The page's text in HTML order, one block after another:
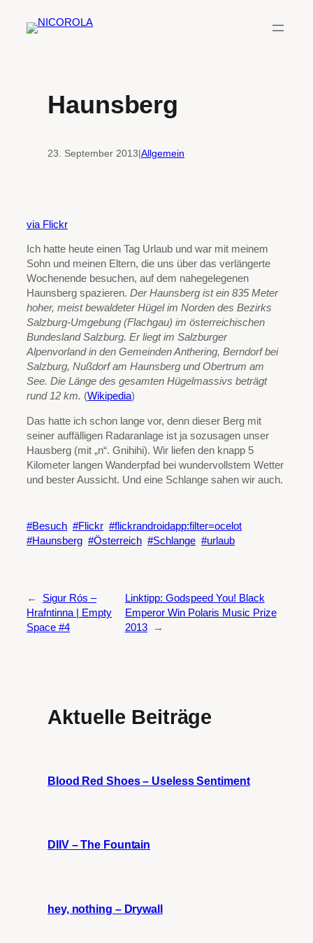
Inhalt
Haunsberg
23. September 2013|Allgemein
via Flickr
Ich hatte heute einen Tag Urlaub und war mit meinem
Sohn und meinen Eltern, die uns über das verlängerte
Wochenende besuchen, auf dem nahegelegenen
Haunsberg spazieren. Der Haunsberg ist ein 835 Meter
hoher, meist bewaldeter Hügel im Norden des Bezirks
Salzburg-Umgebung (Flachgau) im österreichischen
Bundesland Salzburg. Er liegt im Salzburger
Alpenvorland in den Gemeinden Anthering, Berndorf bei
Salzburg, Nußdorf am Haunsberg und Obertrum am
See. Die Länge des gesamten Hügelmassivs beträgt
rund 12 km. (Wikipedia)
Das hatte ich schon lange vor, denn dieser Berg mit
seiner auffälligen Radaranlage ist ja sozusagen unser
Hausberg (mit „n“. Gnihihi). Wir liefen den knapp 5
Kilometer langen Wanderpfad bei wundervollstem Wetter
und bester Aussicht. Und eine Schlange sahen wir auch.
Besuch Flickr
flickrandroidapp:filter=ocelot
Haunsberg
Österreich Schlange urlaub
←
Sigur Rós –
Hrafntinna | Empty
Space #4
Linktipp: Godspeed You! Black
Emperor Win Polaris Music Prize
2013
→
Aktuelle Beiträge
Blood Red Shoes – Useless Sentiment
DIIV – The Fountain
hey, nothing – Drywall